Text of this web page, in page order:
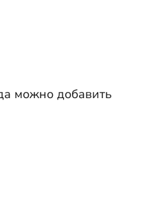
можно добавить